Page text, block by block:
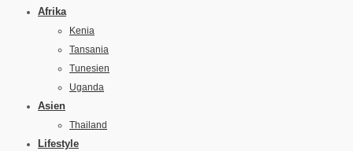
Afrika
Kenia
Tansania
Tunesien
Uganda
Asien
Thailand
Lifestyle